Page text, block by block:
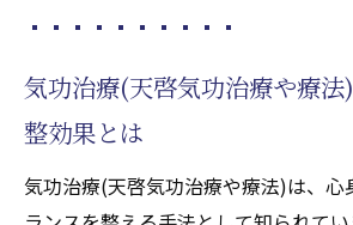
気功治療(天啓気功治療や療
整効果とは
気功治療(天啓気功治療や療法)は、心